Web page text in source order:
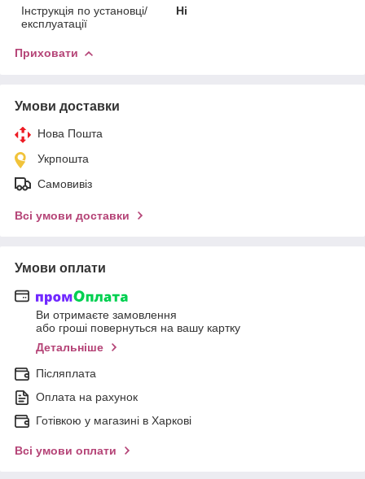
Інструкція по установці/
експлуатації
Ні
Приховати
Умови доставки
Нова Пошта
Укрпошта
Самовивіз
Всі умови доставки
Умови оплати
Ви отримаєте замовлення
або гроші повернуться на вашу картку
Детальніше
Післяплата
Оплата на рахунок
Готівкою у магазині в Харкові
Всі умови оплати